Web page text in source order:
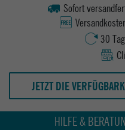
Sofort
30
JETZT DIE
HILFE &